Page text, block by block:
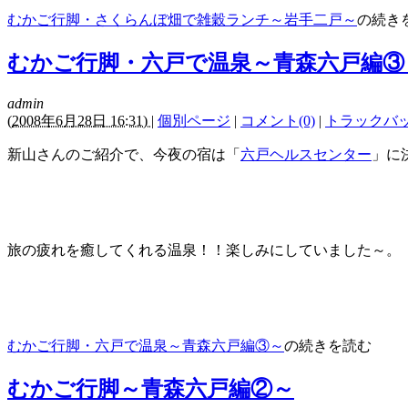
むかご行脚・さくらんぼ畑で雑穀ランチ～岩手二戸～の続き
むかご行脚・六戸で温泉～青森六戸編③
admin
(2008年6月28日 16:31) | 個別ページ | コメント(0) | トラックバ
新山さんのご紹介で、今夜の宿は「 六戸ヘルスセンター 」に
旅の疲れを癒してくれる温泉！！楽しみにしていました～。
むかご行脚・六戸で温泉～青森六戸編③～の続きを読む
むかご行脚～青森六戸編②～